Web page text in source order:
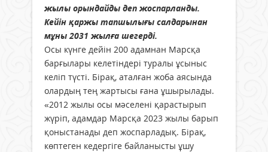
жылы орындайды деп жоспарланды.
Кейін қаржы тапшылығы салдарынан
мұны 2031 жылға шегерді.
Осы күнге дейін 200 адамнан Марсқа
барғылары келетіндері туралы ұсыныс
келіп түсті. Бірақ, аталған жоба аясында
олардың тең жартысы ғана ұшырылады.
«2012 жылы осы мәселені қарастырып
жүріп, адамдар Марсқа 2023 жылы барып
қоныстанады деп жоспарладық. Бірақ,
көптеген кедергіге байланысты ұшу